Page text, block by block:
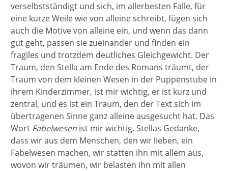
verselbstständigt und sich, im allerbesten Falle, für
eine kurze Weile wie von alleine schreibt, fügen sich
auch die Motive von alleine ein, und wenn das dann
gut geht, passen sie zueinander und finden ein
fragiles und trotzdem deutliches Gleichgewicht. Der
Traum, den Stella am Ende des Romans träumt, der
Traum von dem kleinen Wesen in der Puppenstube in
ihrem Kinderzimmer, ist mir wichtig, er ist kurz und
zentral, und es ist ein Traum, den der Text sich im
übertragenen Sinne ganz alleine ausgesucht hat. Das
Wort Fabelwesenist mir wichtig, Stellas Gedanke,
dass wir aus dem Menschen, den wir lieben, ein
Fabelwesen machen, wir statten ihn mit allem aus,
wovon wir träumen, wir belasten ihn mit allen